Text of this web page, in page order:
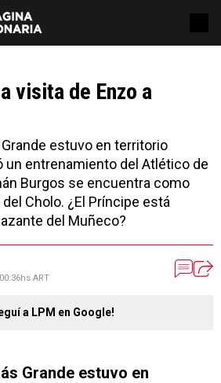
visita de Enzo a
estuvo en territorio
un entrenamiento del Atlético de
Burgos se encuentra como
Cholo. ¿El Príncipe está
del Muñeco?
ART
a LPM en Google!
Grande estuvo en